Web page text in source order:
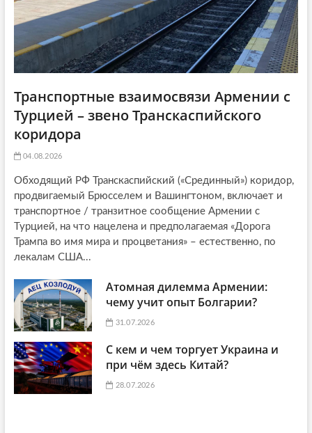
n
Транспортные взаимосвязи Армении с
Турцией – звено Транскаспийского
коридора
04.08.2026
Обходящий РФ Транскаспийский («Срединный») коридор,
продвигаемый Брюсселем и Вашингтоном, включает и
транспортное / транзитное сообщение Армении с
Турцией, на что нацелена и предполагаемая «Дорога
Трампа во имя мира и процветания» – естественно, по
лекалам США...
Атомная дилемма Армении:
чему учит опыт Болгарии?
31.07.2026
С кем и чем торгует Украина и
при чём здесь Китай?
28.07.2026